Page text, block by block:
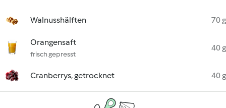
Walnusshälften 70 g
Orangensaft
frisch gepresst
40 g
Cranberrys, getrocknet 40 g